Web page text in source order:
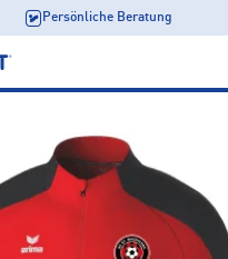
Persönliche Beratung